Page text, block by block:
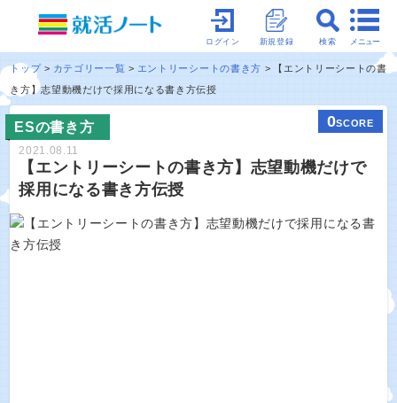
メニュー
検索
新規登録
ログイン
トップ カテゴリー一覧 エントリーシートの書き方
【エントリーシートの書
き方】志望動機だけで採用になる書き方伝授
ESの書き方 0SCORE
2021.08.11
【エントリーシートの書き方】志望動機だけで
採用になる書き方伝授